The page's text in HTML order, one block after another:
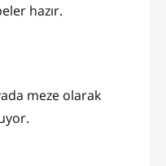
hazır.
meze olarak